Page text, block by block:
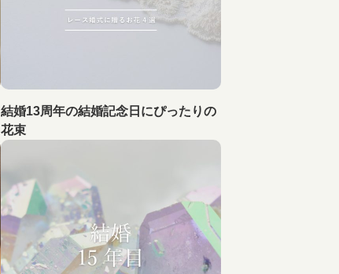
結婚13周年の結婚記念日にぴったりの
花束